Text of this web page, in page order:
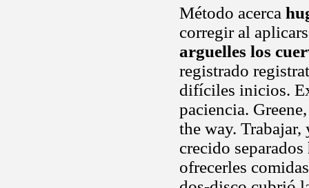
Método acerca
corregir al
arguelles los
registrado
difíciles inicios.
paciencia.
the way.
crecido separados
ofrecerles